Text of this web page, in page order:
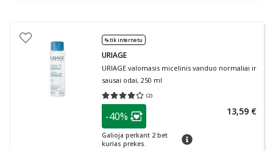
% tik internetu
URIAGE
URIAGE valomasis micelinis vanduo normaliai ir
sausai odai, 250 ml
(2)
Vidutinis įvertinimas 4.00
patarimas
Lojalumo klubo narių nuolaida
-40%
Galioja perkant 2 bet
kurias prekes.
patarimas
13,59 €